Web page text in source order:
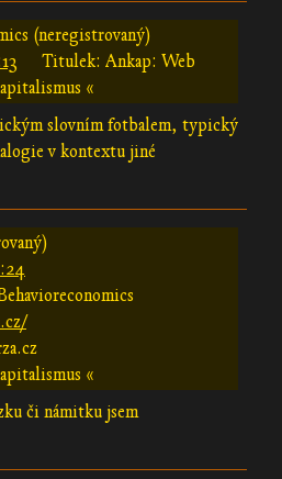
(neregistrovaný)
Titulek: Ankap: Web
«
slovním fotbalem, typický
v kontextu jiné
«
či námitku jsem